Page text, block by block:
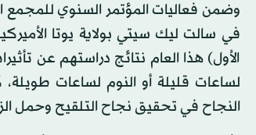
الأول) هذا العام نتائج دراستهم عن
لساعات قليلة أو النوم لساعات طويلة،
النجاح في تحقيق نجاح التلقيح وحمل